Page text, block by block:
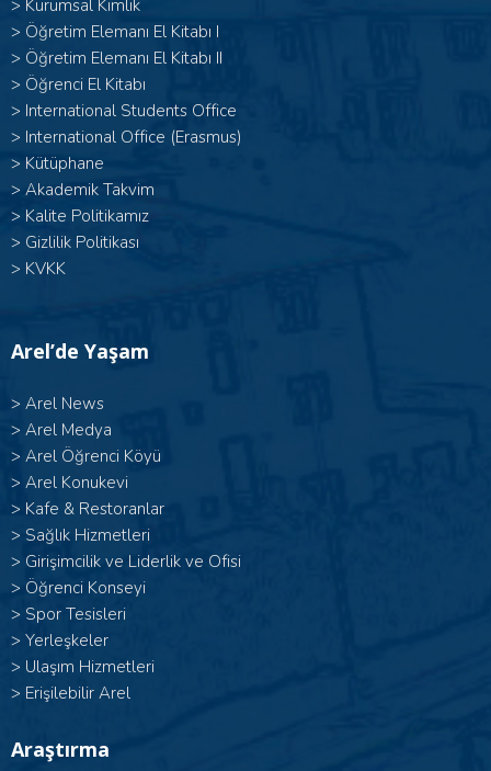
> Kurumsal Kimlik
> Öğretim Elemanı El Kitabı I
> Öğretim Elemanı El Kitabı II
> Öğrenci El Kitabı
> International Students Office
> International Office (Erasmus)
> Kütüphane
> Akademik Takvim
> Kalite Politikamız
> Gizlilik Politikası
> KVKK
Arel’de Yaşam
> Arel News
> Arel Medya
> Arel Öğrenci Köyü
> Arel Konukevi
> Kafe & Restoranlar
> Sağlık Hizmetleri
> Girişimcilik ve Liderlik ve Ofisi
> Öğrenci Konseyi
> Spor Tesisleri
> Yerleşkeler
> Ulaşım Hizmetleri
> Erişilebilir Arel
Araştırma